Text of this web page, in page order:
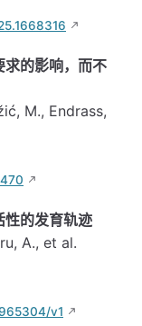
求的影响，而不
M., Endrass,
性的发育轨迹
A., et al.
v1